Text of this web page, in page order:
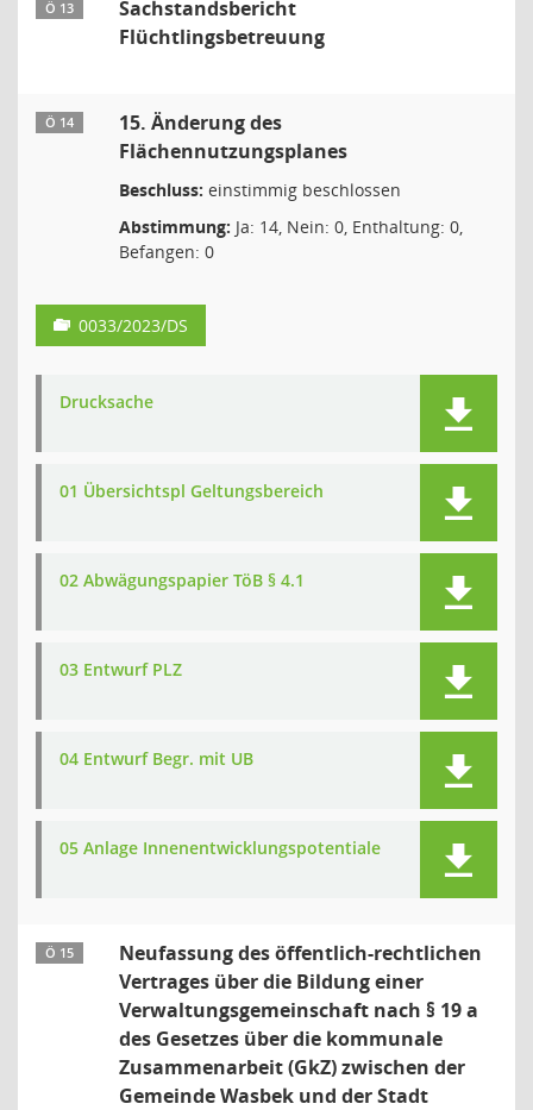
Ö 13
Sachstandsbericht
Flüchtlingsbetreuung
Ö 14
15. Änderung des
Flächennutzungsplanes
Beschluss: einstimmig beschlossen
Abstimmung: Ja: 14, Nein: 0, Enthaltung: 0,
Befangen: 0
0033/2023/DS
Drucksache
01 Übersichtspl Geltungsbereich
02 Abwägungspapier TöB § 4.1
03 Entwurf PLZ
04 Entwurf Begr. mit UB
05 Anlage Innenentwicklungspotentiale
Ö 15
Neufassung des öffentlich-rechtlichen
Vertrages über die Bildung einer
Verwaltungsgemeinschaft nach § 19 a
des Gesetzes über die kommunale
Zusammenarbeit (GkZ) zwischen der
Gemeinde Wasbek und der Stadt